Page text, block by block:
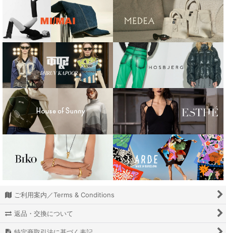
BODY SUIT／ボディスーツ
BOTTOMS／ ボトムス類
JAKETS & COATS ／アウター類、カーディガン、羽織りもの
DRESSES & JUMSUITS ／ドレス、ワンピース、ジャンプスーツ
ACCESSORIES ／小物、アクセサリー類
SHOES／シューズ類
BAGS／バッグ類
HATS／帽子、ハット類
EYEWEAR／メガネ、サングラス
GIFT CARD／ギフトカード
ARTHUR
ANOTHER GIRL
BIKO
BLOSSOM H COMPANY
Bone from Rock
Celeste Burgoyne
CHIMI EYEWEAR
DAMSON MADDER
determ;
DHRUV KAPOOR
ご利用案内／Terms & Conditions
返品・交換について